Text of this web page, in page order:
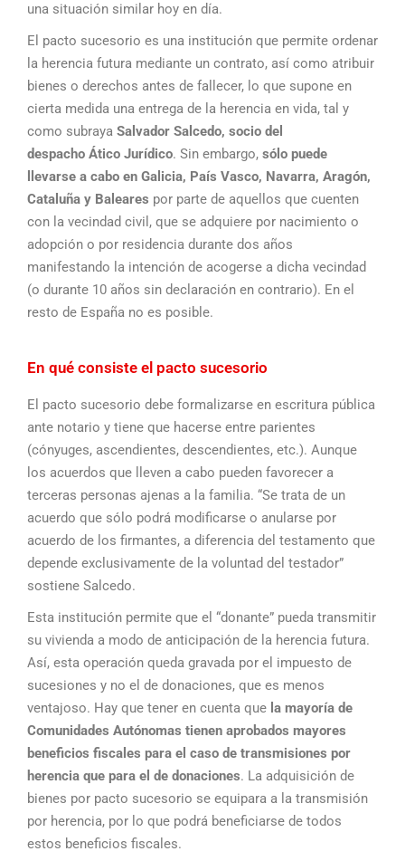
una situación similar hoy en día.
El pacto sucesorio es una institución que permite ordenar
la herencia futura mediante un contrato, así como atribuir
bienes o derechos antes de fallecer, lo que supone en
cierta medida una entrega de la herencia en vida, tal y
como subraya Salvador Salcedo, socio del
despacho Ático Jurídico. Sin embargo, sólo puede
llevarse a cabo en Galicia, País Vasco, Navarra, Aragón,
Cataluña y Baleares por parte de aquellos que cuenten
con la vecindad civil, que se adquiere por nacimiento o
adopción o por residencia durante dos años
manifestando la intención de acogerse a dicha vecindad
(o durante 10 años sin declaración en contrario). En el
resto de España no es posible.
En qué consiste el pacto sucesorio
El pacto sucesorio debe formalizarse en escritura pública
ante notario y tiene que hacerse entre parientes
(cónyuges, ascendientes, descendientes, etc.). Aunque
los acuerdos que lleven a cabo pueden favorecer a
terceras personas ajenas a la familia. “Se trata de un
acuerdo que sólo podrá modificarse o anularse por
acuerdo de los firmantes, a diferencia del testamento que
depende exclusivamente de la voluntad del testador”
sostiene Salcedo.
Esta institución permite que el “donante” pueda transmitir
su vivienda a modo de anticipación de la herencia futura.
Así, esta operación queda gravada por el impuesto de
sucesiones y no el de donaciones, que es menos
ventajoso. Hay que tener en cuenta que la mayoría de
Comunidades Autónomas tienen aprobados mayores
beneficios fiscales para el caso de transmisiones por
herencia que para el de donaciones. La adquisición de
bienes por pacto sucesorio se equipara a la transmisión
por herencia, por lo que podrá beneficiarse de todos
estos beneficios fiscales.